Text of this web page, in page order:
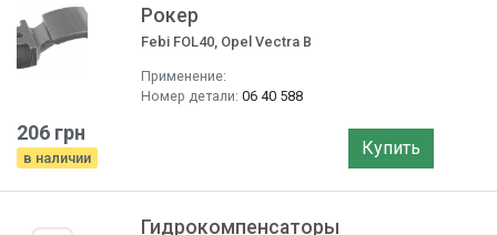
Рокер
Febi FOL40, Opel Vectra B
Применение:
Номер детали: 06 40 588
206 грн
в наличии Купить
Гидрокомпенсаторы